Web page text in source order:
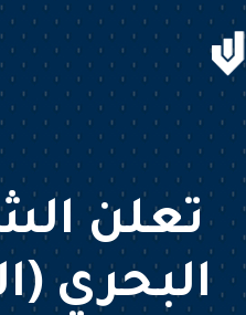
تعلن
البحري